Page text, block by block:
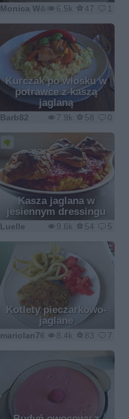
6.5k 47 1
Monica W&O
Kurczak po włosku w
potrawce z kaszą
jaglaną
7.9k 58 0
Barb82
Kasza jaglana w
jesiennym dressingu
9.6k 54 5
Luelle
Kotlety pieczarkowo-
jaglane
8.4k 83 7
mariolan76